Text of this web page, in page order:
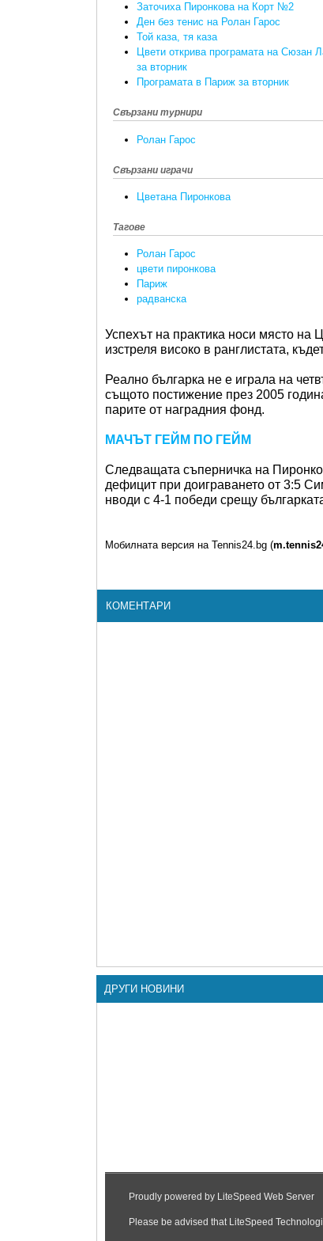
Заточиха Пиронкова на Корт №2
Ден без тенис на Ролан Гарос
Той каза, тя каза
Цвети открива програмата на Сюзан
за вторник
Програмата в Париж за вторник
Свързани турнири
Ролан Гарос
Свързани играчи
Цветана Пиронкова
Тагове
Ролан Гарос
цвети пиронкова
Париж
радванска
Успехът на практика носи място
изстреля високо в ранглистата,
Реално българка не е играла на
същото постижение през 2005
парите от наградния фонд.
МАЧЪТ ГЕЙМ ПО ГЕЙМ
Следващата съперничка на
дефицит при доиграването от 3:5
нводи с 4-1 победи срещу
Мобилната версия на Tennis24.bg (
КОМЕНТАРИ
ДРУГИ НОВИНИ